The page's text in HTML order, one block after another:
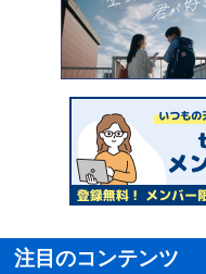
注目のコンテンツ